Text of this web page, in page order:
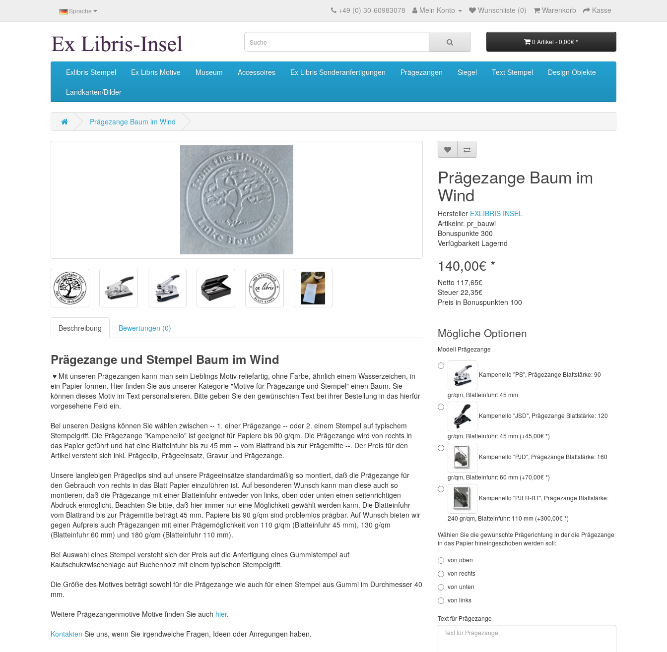
Sprache +49 (0) 30-60983078 Mein Konto Wunschliste (0) Warenkorb Kasse
0 Artikel - 0,00€ *
Exlibris Stempel Ex Libris Motive Museum Accessoires Ex Libris Sonderanfertigungen Prägezangen Siegel Text Stempel
Design Objekte
Landkarten/Bilder
Prägezange Baum im Wind
Beschreibung Bewertungen (0)
Prägezange und Stempel Baum im Wind
♥ Mit unseren Prägezangen kann man sein Lieblings Motiv reliefartig, ohne Farbe, ähnlich einem Wasserzeichen, in
ein Papier formen. Hier finden Sie aus unserer Kategorie "Motive für Prägezange und Stempel" einen Baum. Sie
können dieses Motiv im Text personalisieren. Bitte geben Sie den gewünschten Text bei ihrer Bestellung in das hierfür
vorgesehene Feld ein.
Bei unseren Designs können Sie wählen zwischen -- 1. einer Prägezange -- oder 2. einem Stempel auf typischem
Stempelgriff. Die Prägezange "Kampenello" ist geeignet für Papiere bis 90 g/qm. Die Prägezange wird von rechts in
das Papier geführt und hat eine Blatteinfuhr bis zu 45 mm -- vom Blattrand bis zur Prägemitte --. Der Preis für den
Artikel versteht sich inkl. Prägeclip, Prägeeinsatz, Gravur und Prägezange.
Unsere langlebigen Prägeclips sind auf unsere Prägeeinsätze standardmäßig so montiert, daß die Prägezange für
den Gebrauch von rechts in das Blatt Papier einzuführen ist. Auf besonderen Wunsch kann man diese auch so
montieren, daß die Prägezange mit einer Blatteinfuhr entweder von links, oben oder unten einen seitenrichtigen
Abdruck ermöglicht. Beachten Sie bitte, daß hier immer nur eine Möglichkeit gewählt werden kann. Die Blatteinfuhr
vom Blattrand bis zur Prägemitte beträgt 45 mm. Papiere bis 90 g/qm sind problemlos prägbar. Auf Wunsch bieten wir
gegen Aufpreis auch Prägezangen mit einer Prägemöglichkeit von 110 g/qm (Blatteinfuhr 45 mm), 130 g/qm
(Blatteinfuhr 60 mm) und 180 g/qm (Blatteinfuhr 110 mm).
Bei Auswahl eines Stempel versteht sich der Preis auf die Anfertigung eines Gummistempel auf
Kautschukzwischenlage auf Buchenholz mit einem typischen Stempelgriff.
Die Größe des Motives beträgt sowohl für die Prägezange wie auch für einen Stempel aus Gummi im Durchmesser 40
mm.
Weitere Prägezangenmotive Motive finden Sie auch hier.
Kontakten Sie uns, wenn Sie irgendwelche Fragen, Ideen oder Anregungen haben.
Prägezange Baum im
Wind
Hersteller EXLIBRIS INSEL
Artikelnr. pr_bauwi
Bonuspunkte 300
Verfügbarkeit Lagernd
140,00€ *
Netto 117,65€
Steuer 22,35€
Preis in Bonuspunkten 100
Mögliche Optionen
Modell Prägezange
Kampenello "PS", Prägezange Blattstärke: 90
gr/qm, Blatteinfuhr: 45 mm
Kampenello "JSD", Prägezange Blattstärke: 120
gr/qm, Blatteinfuhr: 45 mm (+45,00€ *)
Kampenello "PJD", Prägezange Blattstärke: 160
gr/qm, Blatteinfuhr: 60 mm (+70,00€ *)
Kampenello "PJLR-BT", Prägezange Blattstärke:
240 gr/qm, Blatteinfuhr: 110 mm (+300,00€ *)
Wählen Sie die gewünschte Prägerichtung in der die Prägezange
in das Papier hineingeschoben werden soll:
von oben
von rechts
von unten
von links
Text für Prägezange